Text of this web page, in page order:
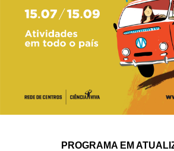
PROGRAMA EM